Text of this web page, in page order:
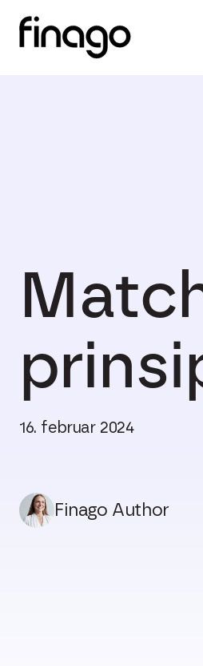
16. februar 2024
Finago Author